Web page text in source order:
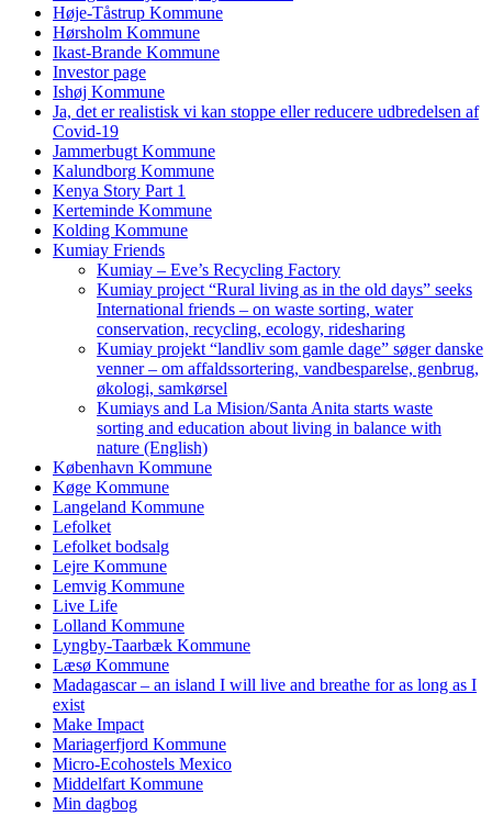
Høje-Tåstrup Kommune
Hørsholm Kommune
Ikast-Brande Kommune
Investor page
Ishøj Kommune
Ja, det er realistisk vi kan stoppe eller reducere udbredelsen af
Covid-19
Jammerbugt Kommune
Kalundborg Kommune
Kenya Story Part 1
Kerteminde Kommune
Kolding Kommune
Kumiay Friends
Kumiay – Eve’s Recycling Factory
Kumiay project “Rural living as in the old days” seeks
International friends – on waste sorting, water
conservation, recycling, ecology, ridesharing
Kumiay projekt “landliv som gamle dage” søger danske
venner – om affaldssortering, vandbesparelse, genbrug,
økologi, samkørsel
Kumiays and La Mision/Santa Anita starts waste
sorting and education about living in balance with
nature (English)
København Kommune
Køge Kommune
Langeland Kommune
Lefolket
Lefolket bodsalg
Lejre Kommune
Lemvig Kommune
Live Life
Lolland Kommune
Lyngby-Taarbæk Kommune
Læsø Kommune
Madagascar – an island I will live and breathe for as long as I
exist
Make Impact
Mariagerfjord Kommune
Micro-Ecohostels Mexico
Middelfart Kommune
Min dagbog